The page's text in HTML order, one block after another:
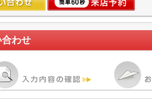
わせ